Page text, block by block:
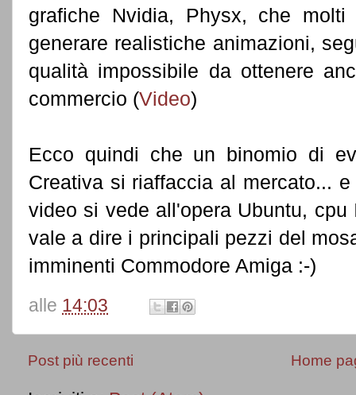
grafiche Nvidia, Physx, che
generare realistiche animazioni,
qualità impossibile da ottenere
commercio (Video)
Ecco quindi che un binomio di
Creativa si riaffaccia al mercato...
video si vede all'opera Ubuntu,
vale a dire i principali pezzi del
imminenti Commodore Amiga :-)
alle 14:03
Post più recenti Home